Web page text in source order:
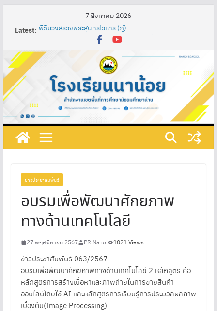
7 สิงหาคม 2026
Latest: พิธีบวงสรวงพระสุนทรโวหาร (ภู่)
Nan Impression Art Lab” ห้องเรียนศิลป์สร้างสรรค์ : น่าน
ในมุมมองอิมเพรสชั่นนิสต์ ผ่านกระบวนการจัดการเรียนรู้
เทคนิค SAND Model เพื่อพัฒนาความรู้ความเข้าใจในศิลปะ
ท้องถิ่น ผสมผสานกับศิลปะสากลของนักเรียนชั้น
มัธยมศึกษาปีที่ 3
การพัฒนาสื่อการเรียนรู้ปฏิสัมพันธ์ เรื่อง วงจรไฟฟ้าอย่าง
ง่าย โดยใช้โปรแกรม ClassPoint ร่วมกับห้องเรียนออนไลน์
และชุดอุปกรณ์ต่อวงจรไฟฟ้า รายวิชาการออกแบบและ
เทคโนโลยี ชั้นมัธยมศึกษาปีที่ 1 โรงเรียนนาน้อย
กิจกรรมวันภาษาไทยแห่งชาติและสัปดาห์ห้องสมุด ประจำปี
การศึกษา ๒๕๖๘
ที่ 219/2568 เรื่อง แต่งตั้งคณะกรรมการดําเนินงานเตรียม
Assessment Online : ITA Online) ประจําปีงบประมาณ
พ.ศ. 2568
ข่าวประชาสัมพันธ์
อบรมเพื่อพัฒนาศักยภาพ
ทางด้านเทคโนโลยี
27 พฤศจิกายน 2567 PR Nanoi 1021 Views
ข่าวประชาสัมพันธ์ 063/2567
อบรมเพื่อพัฒนาศักยภาพทางด้านเทคโนโลยี 2 หลักสูตร คือ
หลักสูตรการสร้างเนื้อหาและภาพถ่ายในการขายสินค้า
ออนไลน์โดยใช้ AI และหลักสูตรการเรียนรู้การประมวลผลภาพ
เบื้องต้น(Image Processing)